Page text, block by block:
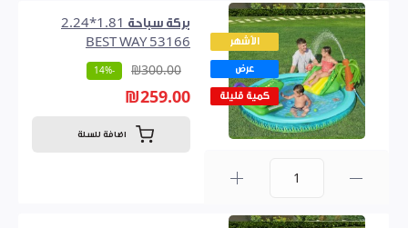
الأشهر
عرض
كمية قليلة
بركة سباحة 1.81*2.24
BEST WAY 53166
₪300.00
-14%
₪259.00
اضافة للسلة